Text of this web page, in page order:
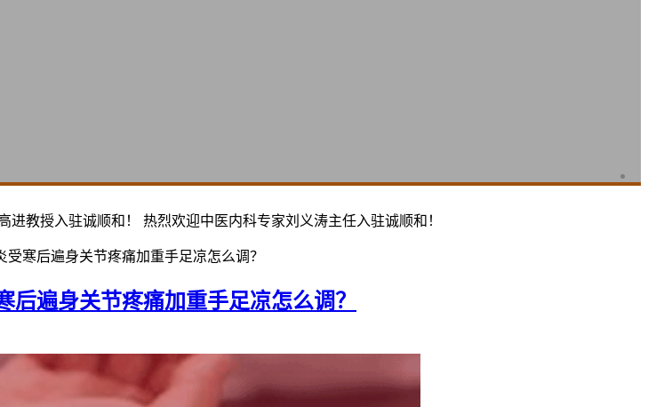
教授入驻诚顺和！ 热烈欢迎中医内科专家刘义涛主任入驻诚顺和！
寒后遍身关节疼痛加重手足凉怎么调？
遍身关节疼痛加重手足凉怎么调？